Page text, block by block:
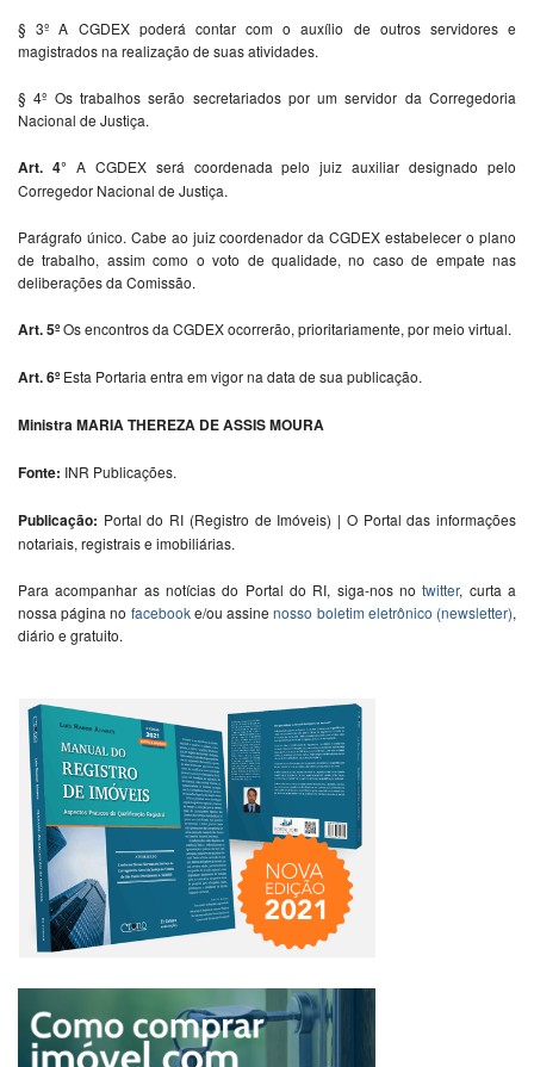
§ 3º A CGDEX poderá contar com o auxílio de outros servidores e
magistrados na realização de suas atividades.
§ 4º Os trabalhos serão secretariados por um servidor da Corregedoria
Nacional de Justiça.
Art. 4° A CGDEX será coordenada pelo juiz auxiliar designado pelo
Corregedor Nacional de Justiça.
Parágrafo único. Cabe ao juiz coordenador da CGDEX estabelecer o plano
de trabalho, assim como o voto de qualidade, no caso de empate nas
deliberações da Comissão.
Art. 5ºOs encontros da CGDEX ocorrerão, prioritariamente, por meio virtual.
Art. 6º Esta Portaria entra em vigor na data de sua publicação.
Ministra MARIA THEREZA DE ASSIS MOURA
Fonte: INR Publicações.
Publicação: Portal do RI (Registro de Imóveis) | O Portal das informações
notariais, registrais e imobiliárias.
Para acompanhar as notícias do Portal do RI, siga-nos notwitter, curta a
nossa página no facebooke/ou assinenosso boletim eletrônico (newsletter),
diário e gratuito.